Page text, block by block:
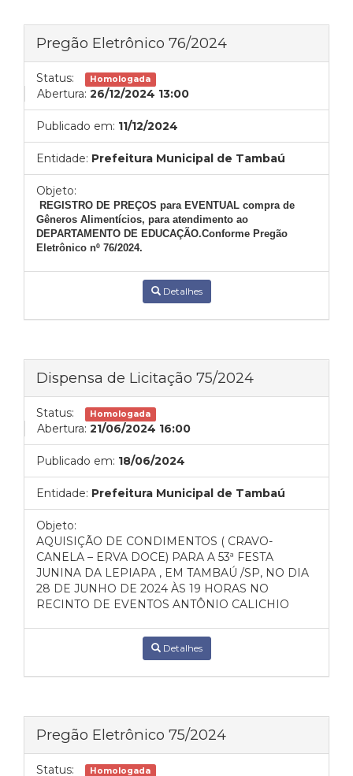
Pregão Eletrônico 76/2024
Status: Homologada
Abertura: 26/12/2024 13:00
Publicado em: 11/12/2024
Entidade: Prefeitura Municipal de Tambaú
Objeto:
REGISTRO DE PREÇOS para EVENTUAL compra de
Gêneros Alimentícios, para atendimento ao
DEPARTAMENTO DE EDUCAÇÃO.Conforme Pregão
Eletrônico nº 76/2024.
Detalhes
Dispensa de Licitação 75/2024
Status: Homologada
Abertura: 21/06/2024 16:00
Publicado em: 18/06/2024
Entidade: Prefeitura Municipal de Tambaú
Objeto:
AQUISIÇÃO DE CONDIMENTOS ( CRAVO-
CANELA – ERVA DOCE) PARA A 53ª FESTA
JUNINA DA LEPIAPA , EM TAMBAÚ /SP, NO DIA
28 DE JUNHO DE 2024 ÀS 19 HORAS NO
RECINTO DE EVENTOS ANTÔNIO CALICHIO
Detalhes
Pregão Eletrônico 75/2024
Status: Homologada